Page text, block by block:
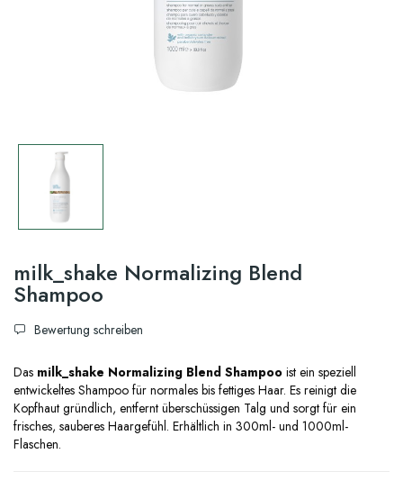
milk_shake Normalizing Blend
Shampoo
Bewertung schreiben
Das milk_shake Normalizing Blend Shampoo ist ein speziell
entwickeltes Shampoo für normales bis fettiges Haar. Es reinigt die
Kopfhaut gründlich, entfernt überschüssigen Talg und sorgt für ein
frisches, sauberes Haargefühl. Erhältlich in 300ml- und 1000ml-
Flaschen.